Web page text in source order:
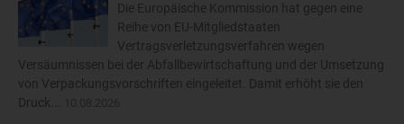
Die Europäische Kommission hat gegen eine
Reihe von EU-Mitgliedstaaten
Vertragsverletzungsverfahren wegen
Versäumnissen bei der Abfallbewirtschaftung und der Umsetzung
von Verpackungsvorschriften eingeleitet. Damit erhöht sie den
Druck...